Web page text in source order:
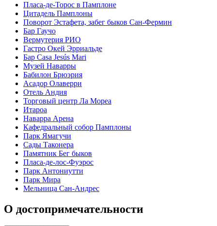
Пласа-де-Торос в Памплоне
Цитадель Памплоны
Поворот Эстафета, забег быков Сан-Фермин
Бар Гаучо
Вермутерия РИО
Гастро Окей Эрриальде
Бар Casa Jesús Mari
Музей Наварры
Бабилон Брюэрия
Асадор Олаверри
Отель Андия
Торговый центр Ла Мореа
Итароа
Наварра Арена
Кафедральный собор Памплоны
Парк Ямагучи
Сады Таконера
Памятник Бег быков
Пласа-де-лос-Фуэрос
Парк Антониутти
Парк Мира
Мельница Сан-Андрес
О достопримечательности